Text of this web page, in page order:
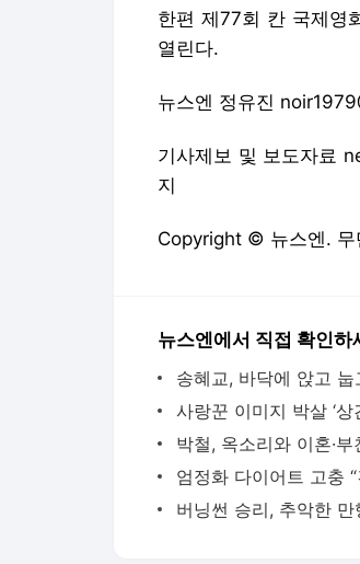
한편 제77회 칸 국제영
열린다.
뉴스엔 정유진
기사제보 및 보도자료
지
Copyright © 뉴스엔. 무
뉴스엔에서 직접 확인하